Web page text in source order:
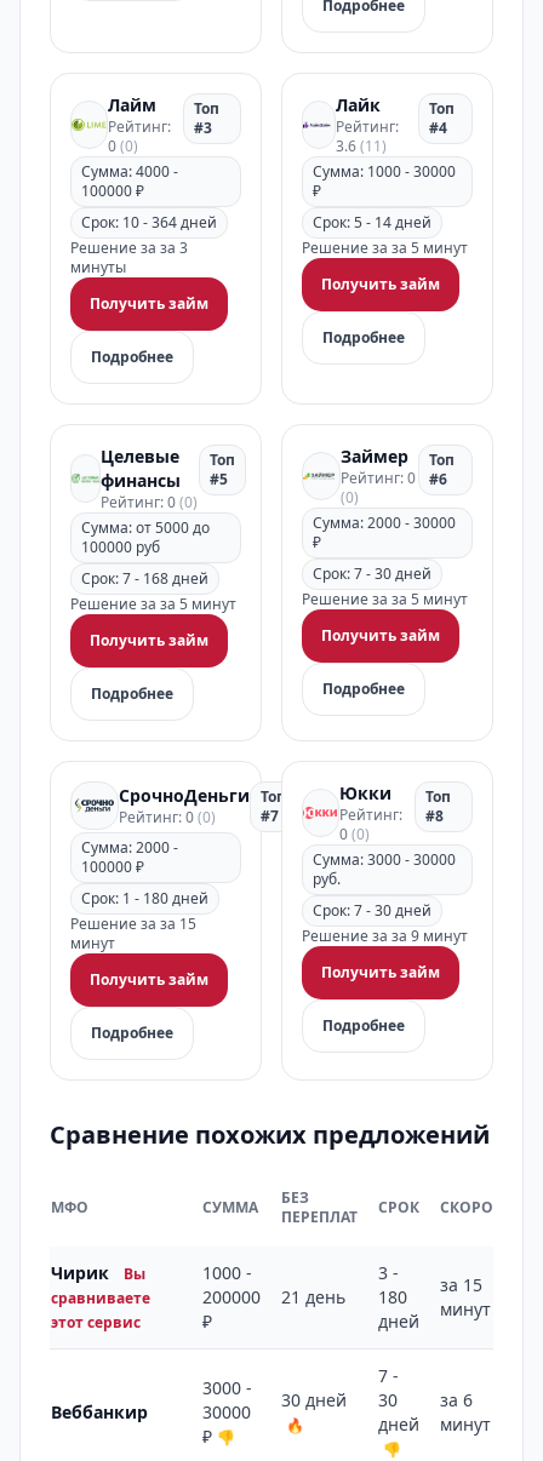
Подробнее
Лайм
Рейтинг:
0(0)
Топ
#3
Сумма: 4000 -
100000 ₽
Срок: 10 - 364 дней
Решение за за 3
минуты
Получить займ
Подробнее
Лайк
Рейтинг:
3.6(11)
Топ
#4
Сумма: 1000 - 30000
₽
Срок: 5 - 14 дней
Решение за за 5 минут
Получить займ
Подробнее
Целевые
финансы
Рейтинг: 0(0)
Топ
#5
Сумма: от 5000 до
100000 руб
Срок: 7 - 168 дней
Решение за за 5 минут
Получить займ
Подробнее
Займер
Рейтинг: 0
(0)
Топ
#6
Сумма: 2000 - 30000
₽
Срок: 7 - 30 дней
Решение за за 5 минут
Получить займ
Подробнее
СрочноДеньги
Рейтинг: 0(0)
Топ
#7
Сумма: 2000 -
100000 ₽
Срок: 1 - 180 дней
Решение за за 15
минут
Получить займ
Подробнее
Юкки
Рейтинг:
0(0)
Топ
#8
Сумма: 3000 - 30000
руб.
Срок: 7 - 30 дней
Решение за за 9 минут
Получить займ
Подробнее
Сравнение похожих предложений
МФО СУММА
БЕЗ
ПЕРЕПЛАТ
СРОК СКОРОСТЬ
Чирик
Вы
сравниваете
этот сервис
1000 -
200000
₽
21 день
3 -
180
дней
за 15
минут
Веббанкир
3000 -
30000
₽ 👎
30 дней
🔥
7 -
30
дней
👎
за 6
минут